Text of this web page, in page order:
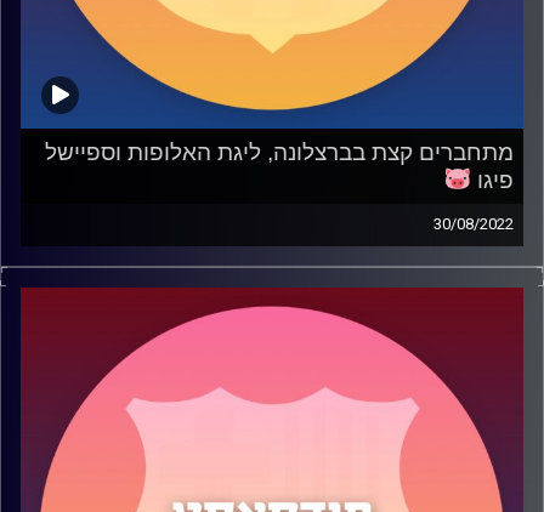
מתחברים קצת בברצלונה, ליגת האלופות וספיישל
פיגו
30/08/2022
בפרק 51 דיברנו על הדברים הטובים והפחות טובים ברביעיות
של הצ׳אבינטה. דיסקסנו על ההגרלה הקשה בליגת האלופות
ועסקנו בצלקת של פיגו שעדיין כואבת 22 שנים אחרי, במיוחד
אחרי הסרט החדש עליו בנטפליקס.
קרדיט תמונות:שי פל